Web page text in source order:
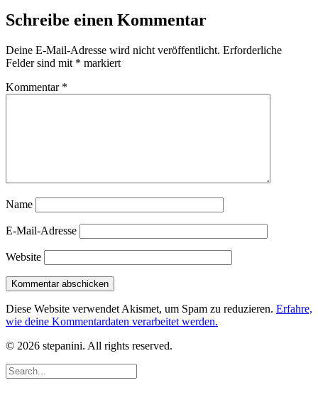
Schreibe einen Kommentar
Deine E-Mail-Adresse wird nicht veröffentlicht. Erforderliche
Felder sind mit * markiert
Kommentar *
Name
E-Mail-Adresse
Website
Diese Website verwendet Akismet, um Spam zu reduzieren. Erfahre,
wie deine Kommentardaten verarbeitet werden.
© 2026 stepanini. All rights reserved.